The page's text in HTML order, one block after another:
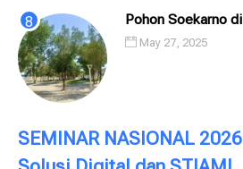
Pohon Soekarno
May 27, 2025
SEMINAR NASIONAL